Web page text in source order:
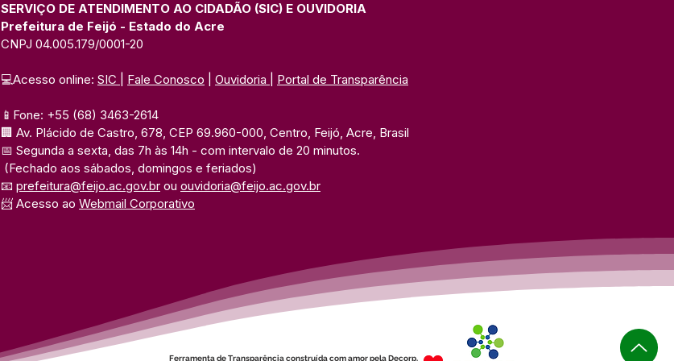
Açaí na Expo Juruá
UFAC
SERVIÇO DE ATENDIMENTO AO CIDADÃO (SIC) E OUVIDORIA
Prefeitura de Feijó - Estado do Acre
CNPJ 04.005.179/0001-20
💻Acesso online: SIC Fale Conosco Ouvidoria Portal de Transparência
📱Fone: +55 (68) 3463-2614
🏢 Av. Plácido de Castro, 678, CEP 69.960-000, Centro, Feijó, Acre, Brasil
📅 Segunda a sexta, das 7h às 14h - com intervalo de 20 minutos.
(Fechado aos sábados, domingos e feriados)
📧 prefeitura@feijo.ac.gov.br ou ouvidoria@feijo.ac.gov.br
📨 Acesso ao Webmail Corporativo
Ferramenta de Transparência construída com amor pela Decorp.